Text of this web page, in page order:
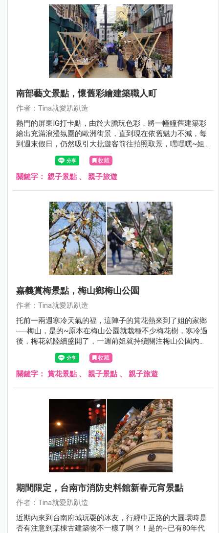
南部藝文景點，懷舊彩繪建築職人町
作者：Tina就愛趴趴造
熱門的屏東IG打卡點，由於大膽玩色彩，將一幢幢舊建築彩
繪出充滿浪漫氛圍的歐洲街景，直到現在依舊魅力不減，每
到週末假日，仍然吸引大批遊客前往拍照取景，嘿嘿嘿~姐
當然也不例外啊！利用去年賞聖誕節燈會的機會，姐也來報
收藏
關鍵字： 親子景點 、 親子旅遊
嘉義賞梅景點，梅山鄉梅山公園
作者：Tina就愛趴趴造
托前一兩週寒冷天氣的福，這陣子的賞花熱來到了姐的家鄉
──梅山，是的~原本在梅山公園就栽種不少梅花樹，寒冷過
後，梅花就陸續盛開了，一週前姐就持續關注梅山公園內的
花況，嘿嘿嘿~趁滿開的週末，姐也回到家鄉賞花惹！
收藏
關鍵字： 賞花景點 、 親子景點 、 親子旅遊
期間限定，台南市消防史料館新春元宵景點
作者：Tina就愛趴趴造
近期內來到台南府城玩耍的冰友，行經中正路的大圓環時是
否有注意到某棟古建築物不一樣了啊？！是的~已有80年代